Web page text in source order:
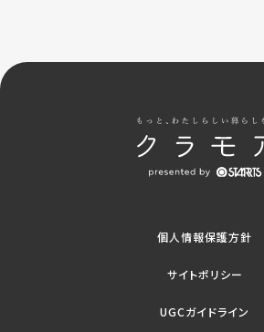
個人情報保護方針
サイトポリシー
UGCガイドライン